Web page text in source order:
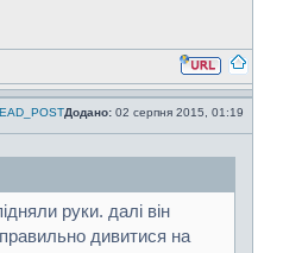
Додано: 02 серпня 2015, 01:19
руки. далі він
дивитися на